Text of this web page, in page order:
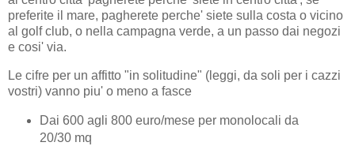
preferite il mare, pagherete perche' siete sulla costa o vicino
al golf club, o nella campagna verde, a un passo dai negozi
e cosi' via.
Le cifre per un affitto "in solitudine" (leggi, da soli per i cazzi
vostri) vanno piu' o meno a fasce
Dai 600 agli 800 euro/mese per monolocali da
20/30 mq